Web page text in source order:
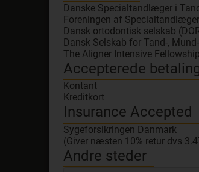
Danske Specialtandlæger i
Foreningen af
Dansk ortodontisk selskab
Dansk Selskab for Tand-,
The Aligner Intensive
Accepterede
Kontant
Kreditkort
Insurance Accepted
Sygeforsikringen Danmark
(Giver næsten 10% retur dvs
Andre steder